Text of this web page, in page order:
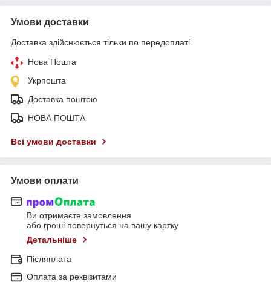
Умови доставки
Доставка здійснюється тільки по передоплаті.
Нова Пошта
Укрпошта
Доставка поштою
НОВА ПОШТА
Всі умови доставки
Умови оплати
Ви отримаєте замовлення
або гроші повернуться на вашу картку
Детальніше
Післяплата
Оплата за реквізитами